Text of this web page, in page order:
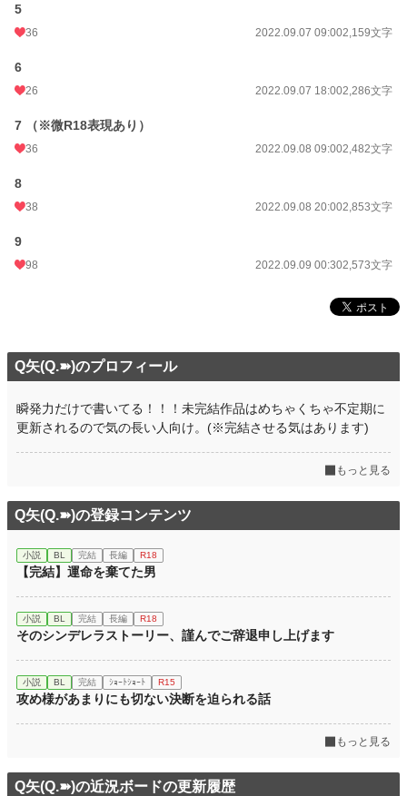
5
36 2022.09.07 09:002,159文字
6
26 2022.09.07 18:002,286文字
7 （※微R18表現あり）
36 2022.09.08 09:002,482文字
8
38 2022.09.08 20:002,853文字
9
98 2022.09.09 00:302,573文字
Q矢(Q.➽)のプロフィール
瞬発力だけで書いてる！！！未完結作品はめちゃくちゃ不定期に
更新されるので気の長い人向け。(※完結させる気はあります)
もっと見る
Q矢(Q.➽)の登録コンテンツ
小説 BL 完結 長編 R18
【完結】運命を棄てた男
小説 BL 完結 長編 R18
そのシンデレラストーリー、謹んでご辞退申し上げます
小説 BL 完結 ｼｮｰﾄｼｮｰﾄ R15
攻め様があまりにも切ない決断を迫られる話
もっと見る
Q矢(Q.➽)の近況ボードの更新履歴